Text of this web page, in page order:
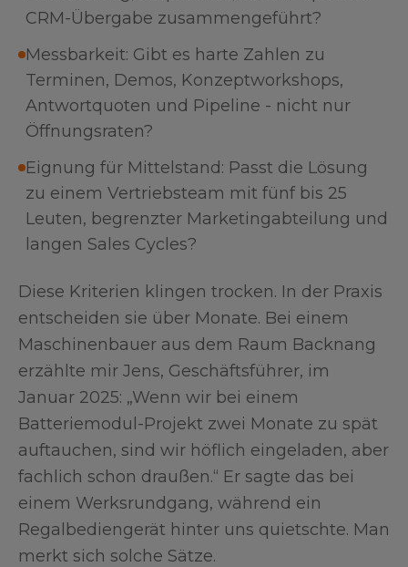
CRM-Übergabe zusammengeführt?
Messbarkeit: Gibt es harte Zahlen zu
Terminen, Demos, Konzeptworkshops,
Antwortquoten und Pipeline - nicht nur
Öffnungsraten?
Eignung für Mittelstand: Passt die Lösung
zu einem Vertriebsteam mit fünf bis 25
Leuten, begrenzter Marketingabteilung und
langen Sales Cycles?
Diese Kriterien klingen trocken. In der Praxis
entscheiden sie über Monate. Bei einem
Maschinenbauer aus dem Raum Backnang
erzählte mir Jens, Geschäftsführer, im
Januar 2025: „Wenn wir bei einem
Batteriemodul-Projekt zwei Monate zu spät
auftauchen, sind wir höflich eingeladen, aber
fachlich schon draußen.“ Er sagte das bei
einem Werksrundgang, während ein
Regalbediengerät hinter uns quietschte. Man
merkt sich solche Sätze.